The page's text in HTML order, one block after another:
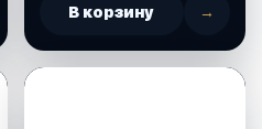
В корзину →